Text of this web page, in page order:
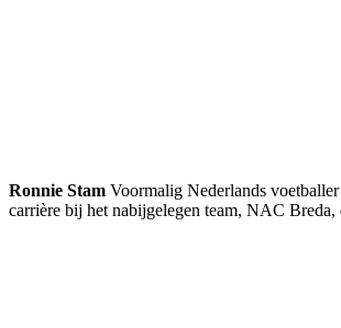
Ronnie Stam Voormalig Nederlands
carrière bij het nabijgelegen team, NAC